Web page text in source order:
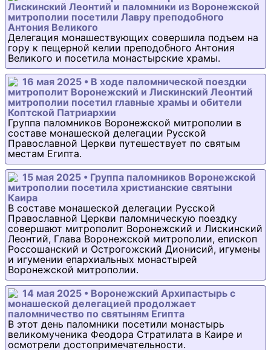
Лискинский Леонтий и паломники из Воронежской
митрополии посетили Лавру преподобного
Антония Великого
Делегация монашествующих совершила подъем на
гору к пещерной келии преподобного Антония
Великого и посетила монастырские храмы.
16 мая 2025 • В ходе паломнической поездки
митрополит Воронежский и Лискинский Леонтий
митрополии посетил главные храмы и обители
Коптской Патриархии
Группа паломников Воронежской митрополии в
составе монашеской делегации Русской
Православной Церкви путешествует по святым
местам Египта.
15 мая 2025 • Группа паломников Воронежской
митрополии посетила христианские святыни
Каира
В составе монашеской делегации Русской
Православной Церкви паломническую поездку
совершают митрополит Воронежский и Лискинский
Леонтий, Глава Воронежской митрополии, епископ
Россошанский и Острогожский Дионисий, игумены
и игумении епархиальных монастырей
Воронежской митрополии.
14 мая 2025 • Воронежский Архипастырь с
монашеской делегацией продолжает
паломничество по святыням Египта
В этот день паломники посетили монастырь
великомученика Феодора Стратилата в Каире и
осмотрели достопримечательности.